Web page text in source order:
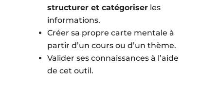
structurer et catégoriser les
informations.
Créer sa propre carte mentale à
partir d’un cours ou d’un thème.
Valider ses connaissances à l’aide
de cet outil.